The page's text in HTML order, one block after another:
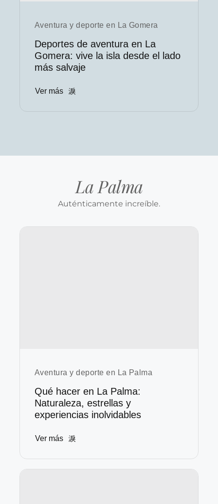
Aventura y deporte en La Gomera
Deportes de aventura en La
Gomera: vive la isla desde el lado
más salvaje
Ver más
La Palma
Auténticamente increíble.
Aventura y deporte en La Palma
Qué hacer en La Palma:
Naturaleza, estrellas y
experiencias inolvidables
Ver más